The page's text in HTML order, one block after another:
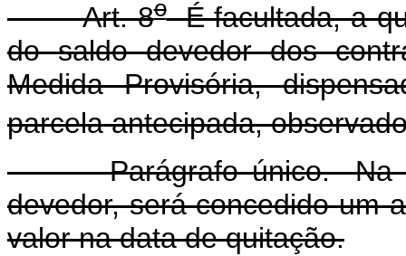
Art. 8oÉ facultada, a
do saldo devedor dos
Medida Provisória,
parcela antecipada,
Parágrafo único. Na
devedor, será concedido um
valor na data de quitação.